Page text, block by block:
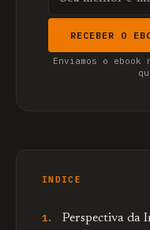
RECEBER O
Enviamos o ebook
INDICE
Perspectiva da